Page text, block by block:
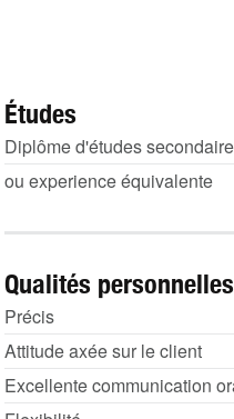
Études
Diplôme d'études
ou experience équivalente
Qualités personnelles
Précis
Attitude axée sur le client
Excellente communication